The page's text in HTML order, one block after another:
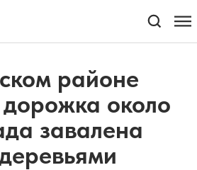
районе
около
завалена